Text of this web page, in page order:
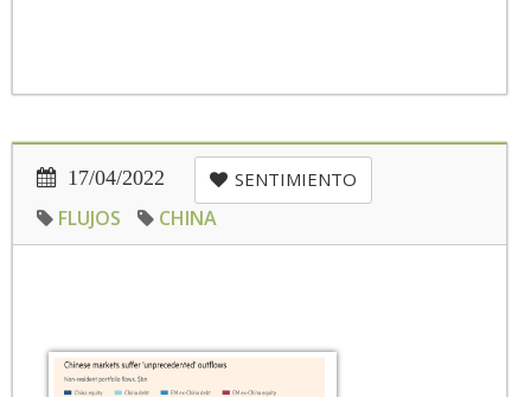
17/04/2022 SENTIMIENTO
FLUJOS CHINA